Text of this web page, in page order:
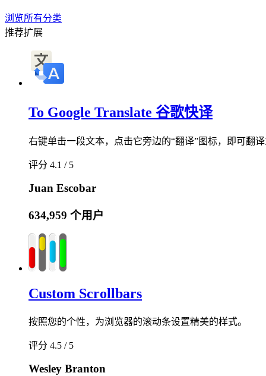
浏览所有分类
推荐扩展
To Google Translate 谷歌快译
右键单击一段文本，点击它旁边的“翻译”图标，即可翻译
评分 4.1 / 5
Juan Escobar
634,959 个用户
Custom Scrollbars
按照您的个性，为浏览器的滚动条设置精美的样式。
评分 4.5 / 5
Wesley Branton